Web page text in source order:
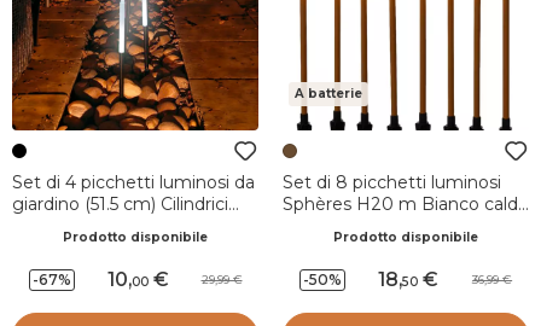
Set di 4 picchetti luminosi da
giardino (51.5 cm) Cilindrici
Prodotto disponibile
-67% 10,00 29,99
A batterie
Set di 8 picchetti luminosi
Sphères H20 m Bianco caldo
Prodotto disponibile
-50% 18,50 36,99